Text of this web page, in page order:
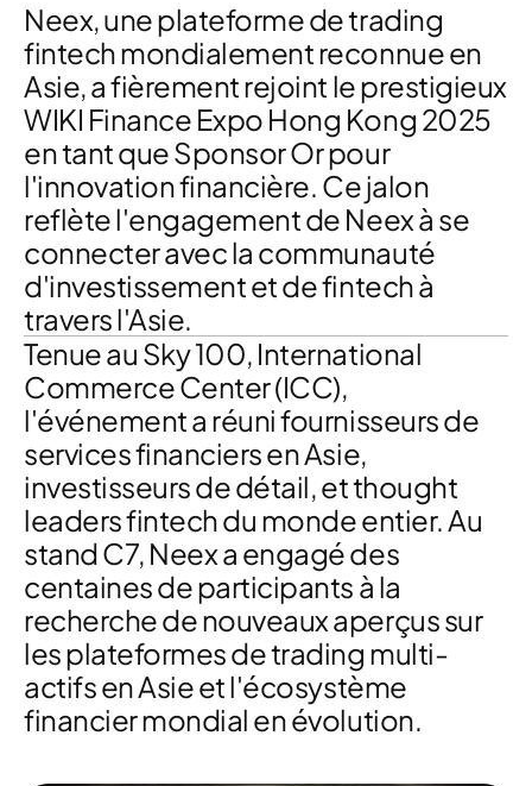
Neex, une plateforme de trading
fintech mondialement reconnue en
Asie, a fièrement rejoint le prestigieux
WIKI Finance Expo Hong Kong 2025
en tant queSponsor Or pour
l'innovation financière. Ce jalon
reflète l'engagement de Neex à se
connecter avec la communauté
d'investissement et de fintech à
travers l'Asie.
Tenue au Sky 100, International
Commerce Center (ICC),
l'événement a réunifournisseurs de
services financiers en Asie,
investisseurs de détail, etthought
leaders fintechdu monde entier. Au
stand C7, Neexa engagé des
centaines de participants à la
recherche de nouveaux aperçus sur
les plateformes de trading multi-
actifs en Asieet l'écosystème
financier mondial en évolution.